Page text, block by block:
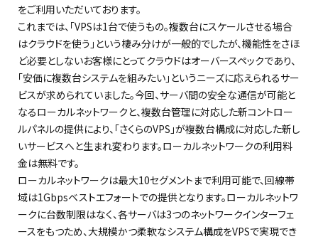
をご利用いただいております。
これまでは、「VPSは1台で使うもの。複数台にスケールさせる場合
はクラウドを使う」という棲み分けが一般的でしたが、機能性をさほ
ど必要としないお客様にとってクラウドはオーバースペックであり、
「安価に複数台システムを組みたい」というニーズに応えられるサー
ビスが求められていました。今回、サーバ間の安全な通信が可能と
なるローカルネットワークと、複数台管理に対応した新コントロー
ルパネルの提供により、「さくらのVPS」が複数台構成に対応した新し
いサービスへと生まれ変わります。ローカルネットワークの利用料
金は無料です。
ローカルネットワークは最大10セグメントまで利用可能で、回線帯
域は1Gbpsベストエフォートでの提供となります。ローカルネットワ
ークに台数制限はなく、各サーバは3つのネットワークインターフェ
ースをもつため、大規模かつ柔軟なシステム構成をVPSで実現でき